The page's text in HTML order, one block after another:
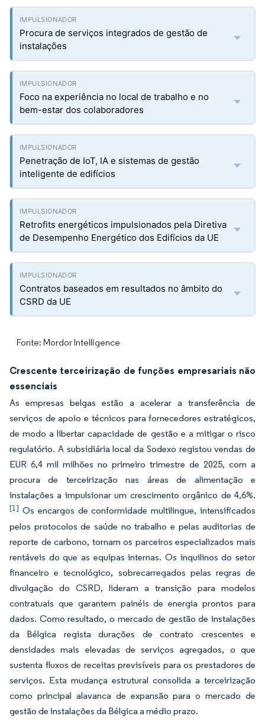
Procura de serviços integrados de gestão de
instalações
Foco na experiência no local de trabalho e no
bem-estar dos colaboradores
Penetração de IoT, IA e sistemas de gestão
inteligente de edifícios
Retrofits energéticos impulsionados pela Diretiva
de Desempenho Energético dos Edifícios da UE
Contratos baseados em resultados no âmbito do
CSRD da UE
Fonte: Mordor Intelligence
Crescente terceirização de funções empresariais não
essenciais
As empresas belgas estão a acelerar a transferência de
serviços de apoio e técnicos para fornecedores estratégicos,
de modo a libertar capacidade de gestão e a mitigar o risco
regulatório. A subsidiária local da Sodexo registou vendas de
EUR 6,4 mil milhões no primeiro trimestre de 2025, com a
procura de terceirização nas áreas de alimentação e
instalações a impulsionar um crescimento orgânico de 4,6%.
[1] Os encargos de conformidade multilingue, intensificados
pelos protocolos de saúde no trabalho e pelas auditorias de
reporte de carbono, tornam os parceiros especializados mais
rentáveis do que as equipas internas. Os inquilinos do setor
financeiro e tecnológico, sobrecarregados pelas regras de
divulgação do CSRD, lideram a transição para modelos
contratuais que garantem painéis de energia prontos para
dados. Como resultado, o mercado de gestão de instalações
da Bélgica regista durações de contrato crescentes e
densidades mais elevadas de serviços agregados, o que
sustenta fluxos de receitas previsíveis para os prestadores de
serviços. Esta mudança estrutural consolida a terceirização
como principal alavanca de expansão para o mercado de
gestão de instalações da Bélgica a médio prazo.